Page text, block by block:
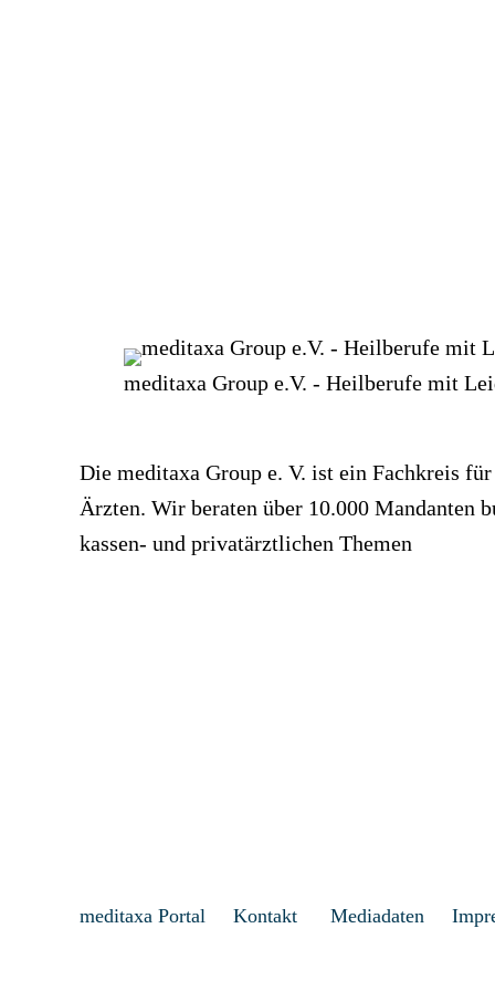
meditaxa Group e.V. - Heilberufe mit
Die meditaxa Group e. V. ist ein Fachkreis
Ärzten. Wir beraten über 10.000 Mandanten
kassen- und privatärztlichen Themen
meditaxa Portal Kontakt Mediadaten